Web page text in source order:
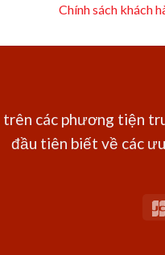
Chính sách khách
các phương tiện
đầu tiên biết về các